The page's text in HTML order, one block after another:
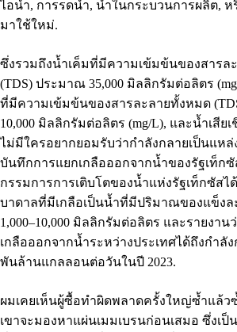
ไอน้ำ, การรดน้ำ, น้ำในกระบวนการผลิต,
มาใช้ใหม่.
ซึ่งรวมถึงน้ำเค็มที่มีความเข้มข้นของสารล
(TDS) ประมาณ 35,000 มิลลิกรัมต่อลิตร
ที่มีความเข้มข้นของสารละลายทั้งหมด
10,000 มิลลิกรัมต่อลิตร (mg/L), และน้ำเสีย
ไม่มีใครอยากยอมรับว่ากำลังกลายเป็นแห
บันทึกการแยกเกลือออกจากน้ำของรัฐเท็กซั
กรรมการการเติบโตของน้ำแห่งรัฐเท็กซัสไ
บาดาลที่มีเกลือเป็นน้ำที่มีปริมาณของแข็ง
1,000–10,000 มิลลิกรัมต่อลิตร และรายงาน
เกลือออกจากน้ำระหว่างประเทศได้ถึงกำลัง
พันล้านแกลลอนต่อวันในปี 2023.
ผมเคยเห็นผู้ซื้อทำผิดพลาดครั้งใหญ่ซ้ำแล้ว
เขาจะมองหาแผ่นเมมเบรนก่อนเสมอ ซึ่งเป็